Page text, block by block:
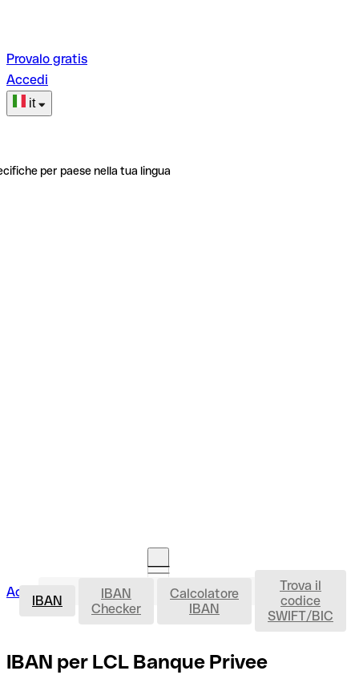
Provalo gratis
Accedi
it
per paese nella tua lingua
Accedi Avvia la procedura IBAN
IBAN
IBAN
Checker
Calcolatore
IBAN
Trova il
codice
SWIFT/BIC
IBAN per LCL Banque Privee